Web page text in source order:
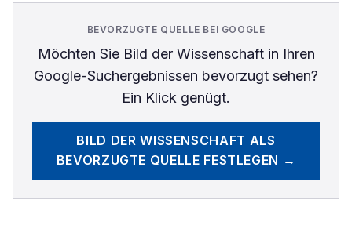
BEVORZUGTE QUELLE BEI GOOGLE
Möchten Sie Bild der Wissenschaftin Ihren
Google-Suchergebnissen bevorzugt sehen?
Ein Klick genügt.
BILD DER WISSENSCHAFT ALS
BEVORZUGTE QUELLE FESTLEGEN →